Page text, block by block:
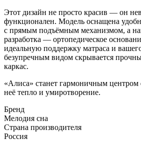
Этот дизайн не просто красив — он
функционален. Модель оснащена
с прямым подъёмным механизмом, а
разработка — ортопедическое
идеальную поддержку матраса и
безупречным видом скрывается
каркас.
«Алиса» станет гармоничным центром
неё тепло и умиротворение.
Бренд
Мелодия сна
Страна производителя
Россия